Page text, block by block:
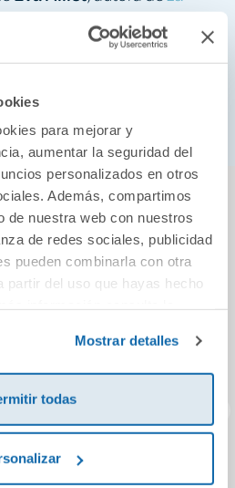
para mejorar y
aumentar la seguridad del
personalizados en otros
Además, compartimos
de nuestra web con nuestros
de redes sociales, publicidad
pueden combinarla con otra
partir del uso que hayas hecho
Mostrar detalles
todas
más de 24.000 libros
gustarte...
EL DADO NO TIENE
PUNTOS (PALO)